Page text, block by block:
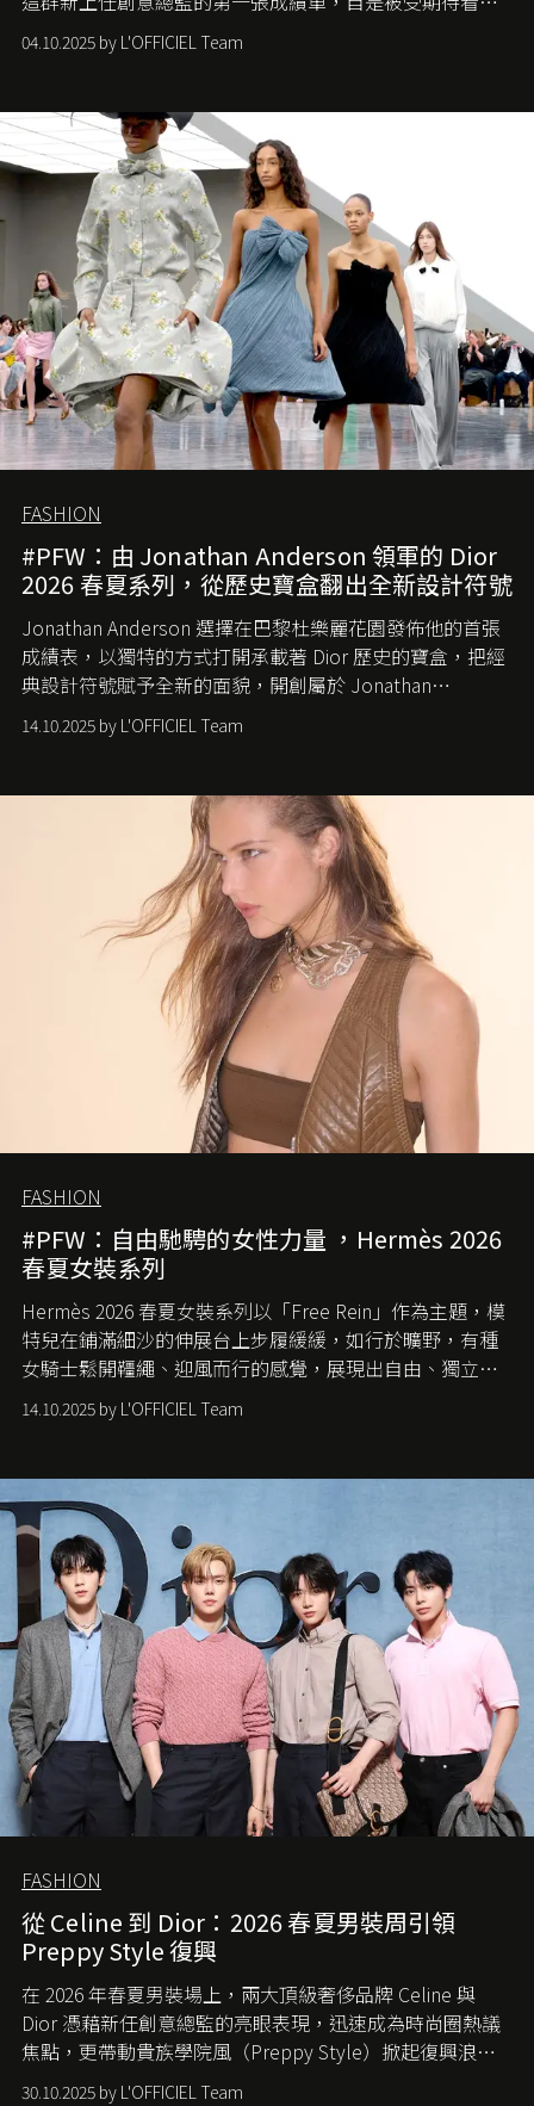
們如何各顯神通。意大利老牌 Gucci 在過去幾個季度業績
難已救回，開雲集團任命成功曾翻轉 Balenciaga 的愛將
團市值一日蒸發 30 億美元，大眾擔心走得太前的 Demna
會忽略品牌的美學基礎，最後變成三不像。而從剛剛推出
的首作所造成的話題及關注度，我們便知道 Demna 沒這麼
簡單，一個嶄新的 Gucci 時代已經展開！
04.10.2025 by L'OFFICIEL Team
FASHION
#PFW：由 Jonathan Anderson 領軍的 Dior
2026 春夏系列，從歷史寶盒翻出全新設計符號
Jonathan Anderson 選擇在巴黎杜樂麗花園發佈他的首張
成績表，以獨特的方式打開承載著 Dior 歷史的寶盒，把經
典設計符號賦予全新的面貌，開創屬於 Jonathan
Anderson 的 Dior 時代。
14.10.2025 by L'OFFICIEL Team
FASHION
#PFW：自由馳騁的女性力量 ，Hermès 2026
春夏女裝系列
Hermès 2026 春夏女裝系列以「Free Rein」作為主題，模
特兒在鋪滿細沙的伸展台上步履緩緩，如行於曠野，有種
女騎士鬆開韁繩、迎風而行的感覺，展現出自由、獨立與
從容的態度。
14.10.2025 by L'OFFICIEL Team
FASHION
從 Celine 到 Dior：2026 春夏男裝周引領
Preppy Style 復興
在 2026 年春夏男裝場上，兩大頂級奢侈品牌 Celine 與
Dior 憑藉新任創意總監的亮眼表現，迅速成為時尚圈熱議
焦點，更帶動貴族學院風（Preppy Style）掀起復興浪
潮，讓這股經典風格再度回到大眾視線。
30.10.2025 by L'OFFICIEL Team